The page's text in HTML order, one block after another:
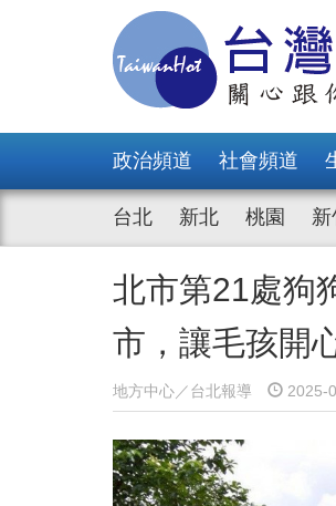
政治頻道 社會頻道
台北 新北 桃園 新
北市第21處狗
市，讓毛孩開
地方中心／台北報導 2025-